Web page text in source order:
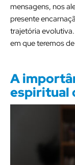
mensagens, nos
presente
trajetória
em que teremos
A
espiritual